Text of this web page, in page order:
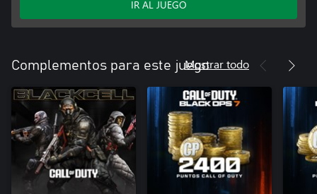
IR AL JUEGO
Complementos para este juegoMostrar todo